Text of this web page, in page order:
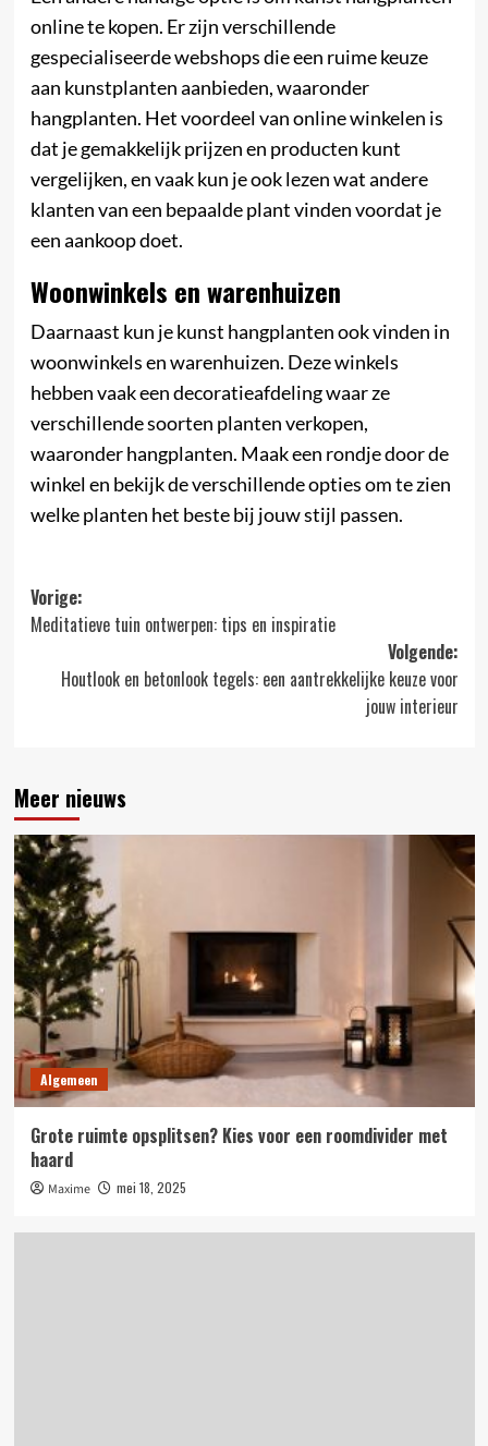
online te kopen. Er zijn verschillende
gespecialiseerde webshops die een ruime keuze
aan kunstplanten aanbieden, waaronder
hangplanten. Het voordeel van online winkelen is
dat je gemakkelijk prijzen en producten kunt
vergelijken, en vaak kun je ook lezen wat andere
klanten van een bepaalde plant vinden voordat je
een aankoop doet.
Woonwinkels en warenhuizen
Daarnaast kun je kunst hangplanten ook vinden in
woonwinkels en warenhuizen. Deze winkels
hebben vaak een decoratieafdeling waar ze
verschillende soorten planten verkopen,
waaronder hangplanten. Maak een rondje door de
winkel en bekijk de verschillende opties om te zien
welke planten het beste bij jouw stijl passen.
Bericht
navigatie
Vorige:
Meditatieve tuin ontwerpen: tips en inspiratie
Volgende:
Houtlook en betonlook tegels: een aantrekkelijke keuze voor
jouw interieur
Meer nieuws
Algemeen
Grote ruimte opsplitsen? Kies voor een roomdivider met
haard
Maxime mei 18, 2025